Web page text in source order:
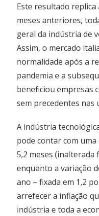
Este resultado
meses anteriores,
geral da indústria de
Assim, o mercado
normalidade após a
pandemia e a
beneficiou empresas
sem precedentes nas
A indústria
pode contar com
5,2 meses
enquanto a variação
ano – fixada em 1,2
arrefecer a inflação
indústria e toda a